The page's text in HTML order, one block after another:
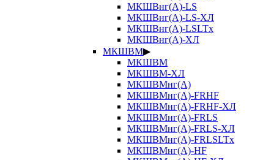
МКШВнг(А)-LS
МКШВнг(А)-LS-ХЛ
МКШВнг(А)-LSLTx
МКШВнг(А)-ХЛ
МКШВМ▶
МКШВМ
МКШВМ-ХЛ
МКШВМнг(А)
МКШВМнг(А)-FRHF
МКШВМнг(А)-FRHF-ХЛ
МКШВМнг(А)-FRLS
МКШВМнг(А)-FRLS-ХЛ
МКШВМнг(А)-FRLSLTx
МКШВМнг(А)-HF